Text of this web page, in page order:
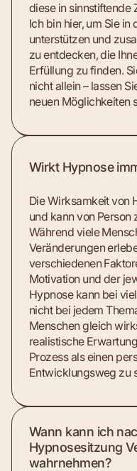
diese in sinnstiftende
Ich bin hier, um Sie in
unterstützen und
zu entdecken, die
Erfüllung zu finden.
nicht allein – lassen
neuen Möglichkeiten
Wirkt Hypnose
Die Wirksamkeit von
und kann von Person
Während viele
Veränderungen
verschiedenen
Motivation und der
Hypnose kann bei
nicht bei jedem
Menschen gleich
realistische
Prozess als einen
Entwicklungsweg zu
Wann kann ich
Hypnosesitzung
wahrnehmen?